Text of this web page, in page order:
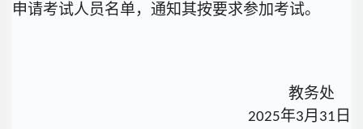
申请考试人员名单，通知其按要求参加考试。
教务处
2025年3月 31 日